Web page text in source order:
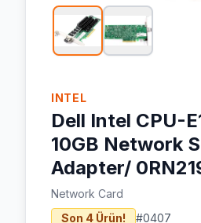
INTEL
Dell Intel CPU-
10GB Network
Adapter/
Network Card
Son 4 Ürün!
#0407